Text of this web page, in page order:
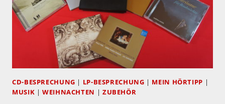
ZÜRICH
CONCERT
CD-BESPRECHUNG | LP-BESPRECHUNG | MEIN HÖRTIPP |
MUSIK |WEIHNACHTEN | ZUBEHÖR